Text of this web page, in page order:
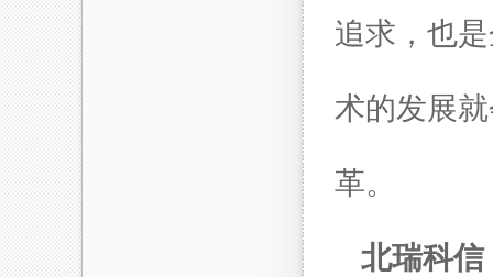
追求，也
术的发展
革。
北瑞科信